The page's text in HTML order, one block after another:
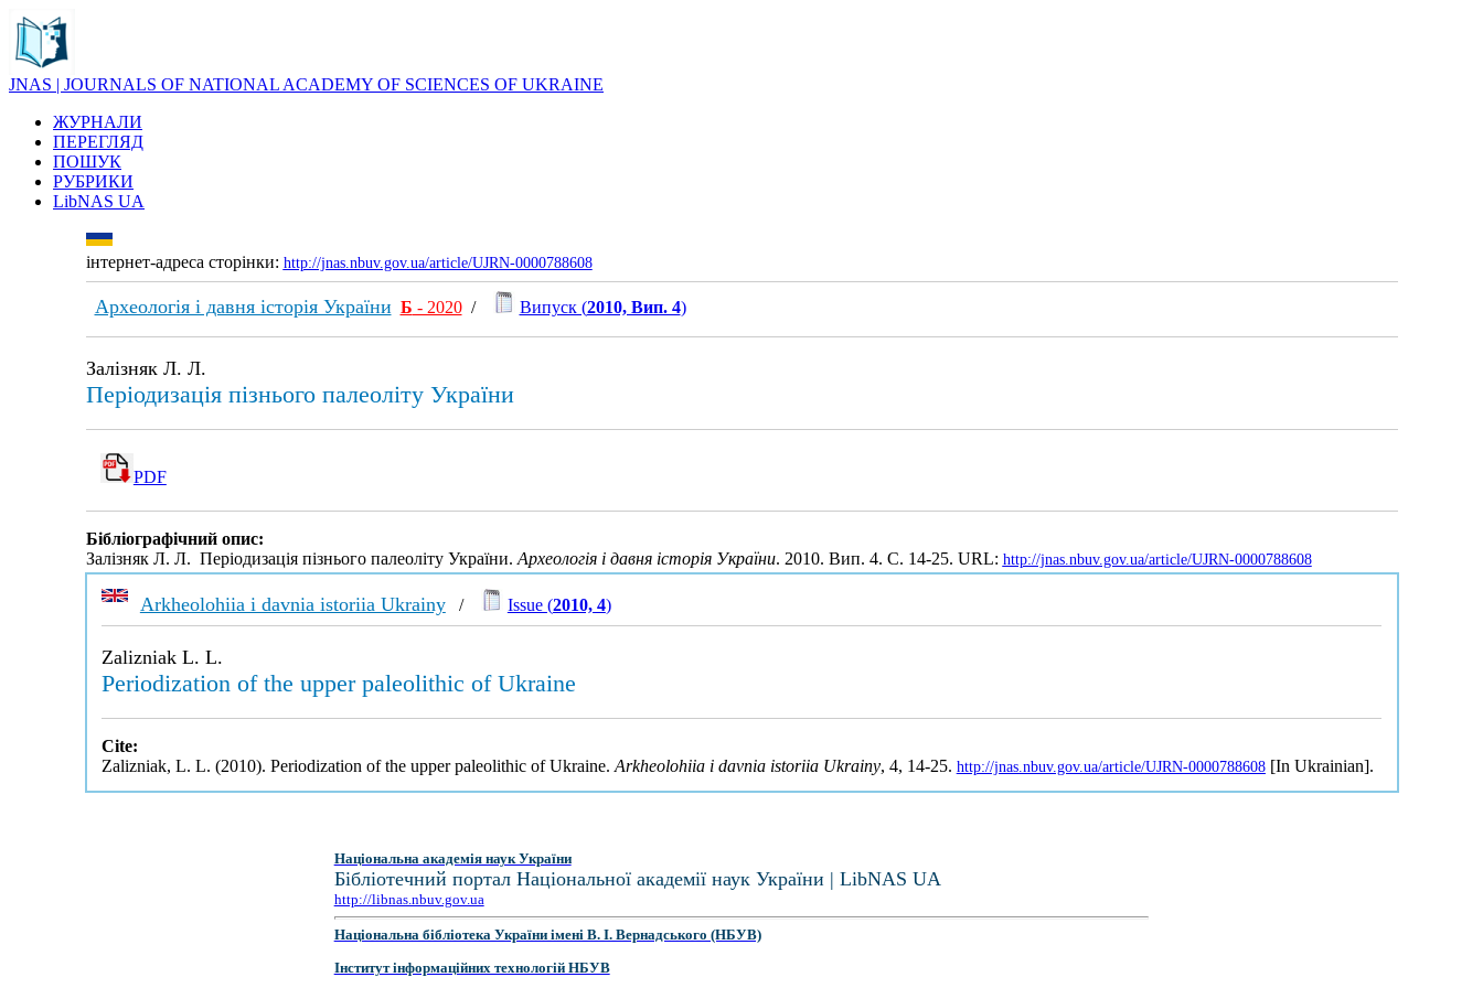
JNAS | JOURNALS OF NATIONAL ACADEMY OF SCIENCES OF UKRAINE
ЖУРНАЛИ
ПЕРЕГЛЯД
ПОШУК
РУБРИКИ
LibNAS UA
інтернет-адреса сторінки: http://jnas.nbuv.gov.ua/article/UJRN-0000788608
Археологія і давня історія України Б - 2020/ Випуск (2010, Вип. 4)
Залізняк Л. Л.
Періодизація пізнього палеоліту України
PDF
Бібліографічний опис:
Залізняк Л. Л. Періодизація пізнього палеоліту України.Археологія і давня історія України. 2010. Вип. 4. С. 14-25. URL: http://jnas.nbuv.gov.ua/article/UJRN-0000788608
Arkheolohiia i davnia istoriia Ukrainy/ Issue (2010, 4)
Zalizniak L. L.
Periodization of the upper paleolithic of Ukraine
Cite:
Zalizniak, L. L. (2010). Periodization of the upper paleolithic of Ukraine. Arkheolohiia i davnia istoriia Ukrainy, 4, 14-25. http://jnas.nbuv.gov.ua/article/UJRN-0000788608[In Ukrainian].
Національна академія наук України
Бібліотечний портал Національної академії наук України | LibNAS UA
http://libnas.nbuv.gov.ua
Національна бібліотека України імені В. І. Вернадського (НБУВ)
Інститут інформаційних технологій НБУВ